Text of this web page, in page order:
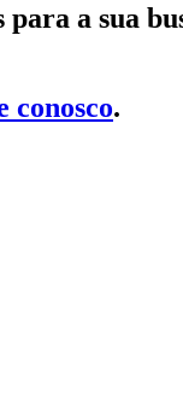
a sua
conosco.